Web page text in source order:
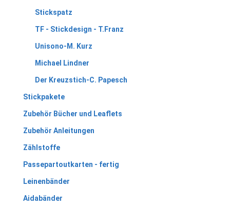
Stickspatz
TF - Stickdesign - T.Franz
Unisono-M. Kurz
Michael Lindner
Der Kreuzstich-C. Papesch
Stickpakete
Zubehör Bücher und Leaflets
Zubehör Anleitungen
Zählstoffe
Passepartoutkarten - fertig
Leinenbänder
Aidabänder